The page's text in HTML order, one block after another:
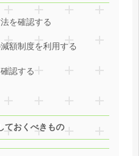
を確認する
額制度を利用する
認する
ておくべきもの